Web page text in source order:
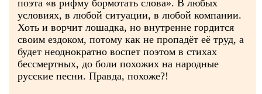
поэта «в рифму бормотать слова». В любых
условиях, в любой ситуации, в любой компании.
Хоть и ворчит лошадка, но внутренне гордится
своим ездоком, потому как не пропадёт её труд, а
будет неоднократно воспет поэтом в стихах
бессмертных, до боли похожих на народные
русские песни. Правда, похоже?!